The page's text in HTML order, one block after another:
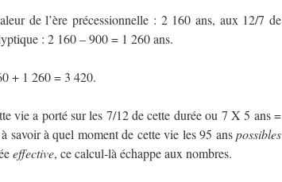
de l’ère précessionnelle : 2 160 ans, aux 12/7 de
: 2 160 – 900 = 1 260 ans.
+ 1 260 = 3 420.
vie a porté sur les 7/12 de cette durée ou 7 X 5 ans =
savoir à quel moment de cette vie les 95 anspossibles
effective, ce calcul-là échappe aux nombres.